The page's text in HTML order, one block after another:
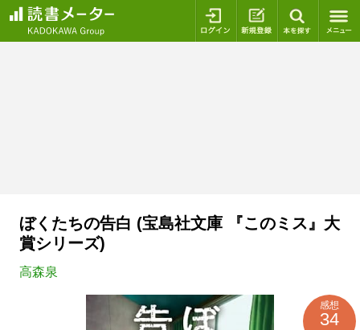
ログイン 新規登録
ぼくたちの告白 (宝島社文庫 『このミス』大
賞シリーズ)
高森泉
感想
34